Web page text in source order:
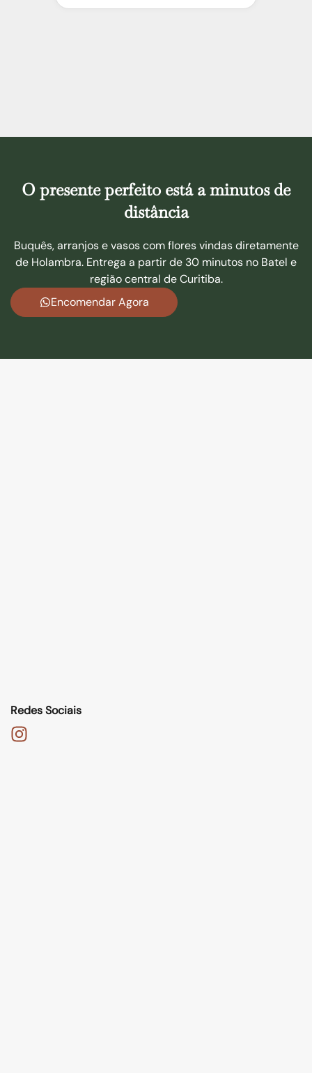
O presente perfeito está a minutos de
distância
Buquês, arranjos e vasos com flores vindas diretamente
de Holambra. Entrega a partir de 30 minutos no Batel e
região central de Curitiba.
Encomendar Agora
Redes Sociais